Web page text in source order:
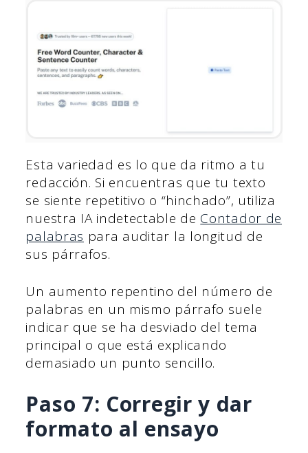
Esta variedad es lo que da ritmo a tu
redacción. Si encuentras que tu texto
se siente repetitivo o “hinchado”, utiliza
nuestra IA indetectable de Contador de
palabras para auditar la longitud de
sus párrafos.
Un aumento repentino del número de
palabras en un mismo párrafo suele
indicar que se ha desviado del tema
principal o que está explicando
demasiado un punto sencillo.
Paso 7: Corregir y dar
formato al ensayo